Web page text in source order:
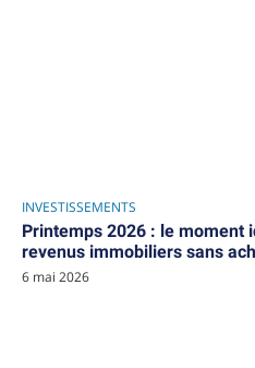
INVESTISSEMENTS
Printemps 2026 : le moment
revenus immobiliers sans
6 mai 2026